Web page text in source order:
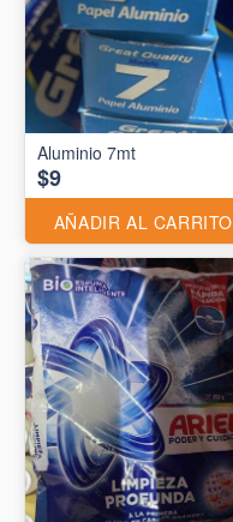
Aluminio 7mt
$9
AÑADIR AL CARRITO